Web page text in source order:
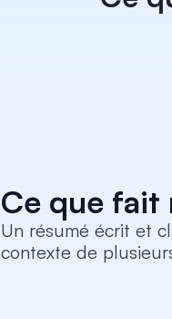
Ce que fait
Un résumé écrit et
contexte de